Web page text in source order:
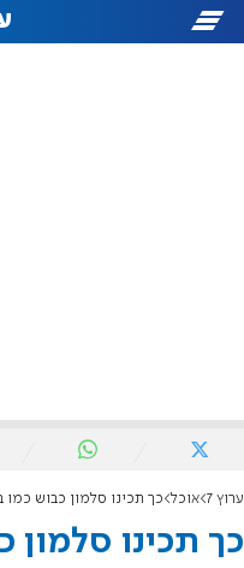
ערוץ 7 אוכל כך תכינו סלמון כבוש
כך תכינו